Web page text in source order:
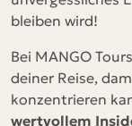
bleiben wird!
Bei MANGO
deiner Reise,
konzentrieren
wertvollem